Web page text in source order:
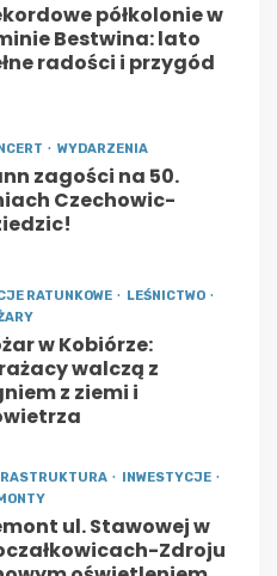
półkolonie w
Bestwina: lato
radości i przygód
WYDARZENIA
zagości na 50.
Czechowic-
RATUNKOWE
LEŚNICTWO
w Kobiórze:
walczą z
z ziemi i
INWESTYCJE
ul. Stawowej w
Zdroju